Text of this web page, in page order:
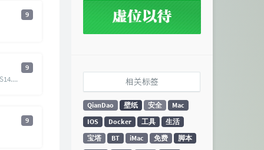
9
9
https://www.quchao.net/IOS14.html/comment-page-1
9
相关标签
QianDao 壁纸 安全
Mac
IOS
Docker 工具
生活
宝塔
BT iMac 免费 脚本